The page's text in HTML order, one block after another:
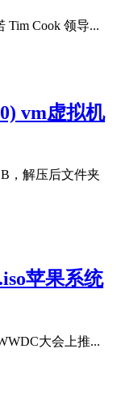
Tim Cook 领导...
vm虚拟机
，解压后文件夹
苹果系统
大会上推...